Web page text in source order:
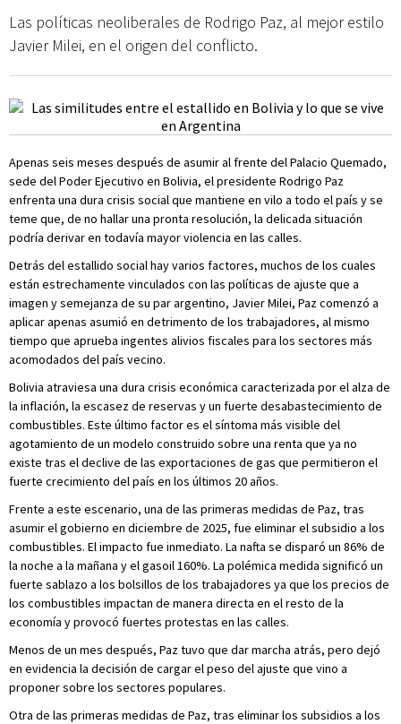
Las políticas neoliberales de Rodrigo Paz, al mejor estilo
Javier Milei, en el origen del conflicto.
Apenas seis meses después de asumir al frente del Palacio Quemado,
sede del Poder Ejecutivo en Bolivia, el presidente Rodrigo Paz
enfrenta una dura crisis social que mantiene en vilo a todo el país y se
teme que, de no hallar una pronta resolución, la delicada situación
podría derivar en todavía mayor violencia en las calles.
Detrás del estallido social hay varios factores, muchos de los cuales
están estrechamente vinculados con las políticas de ajuste que a
imagen y semejanza de su par argentino, Javier Milei, Paz comenzó a
aplicar apenas asumió en detrimento de los trabajadores, al mismo
tiempo que aprueba ingentes alivios fiscales para los sectores más
acomodados del país vecino.
Bolivia atraviesa una dura crisis económica caracterizada por el alza de
la inflación, la escasez de reservas y un fuerte desabastecimiento de
combustibles. Este último factor es el síntoma más visible del
agotamiento de un modelo construido sobre una renta que ya no
existe tras el declive de las exportaciones de gas que permitieron el
fuerte crecimiento del país en los últimos 20 años.
Frente a este escenario, una de las primeras medidas de Paz, tras
asumir el gobierno en diciembre de 2025, fue eliminar el subsidio a los
combustibles. El impacto fue inmediato. La nafta se disparó un 86% de
la noche a la mañana y el gasoil 160%. La polémica medida significó un
fuerte sablazo a los bolsillos de los trabajadores ya que los precios de
los combustibles impactan de manera directa en el resto de la
economía y provocó fuertes protestas en las calles.
Menos de un mes después, Paz tuvo que dar marcha atrás, pero dejó
en evidencia la decisión de cargar el peso del ajuste que vino a
proponer sobre los sectores populares.
Otra de las primeras medidas de Paz, tras eliminar los subsidios a los